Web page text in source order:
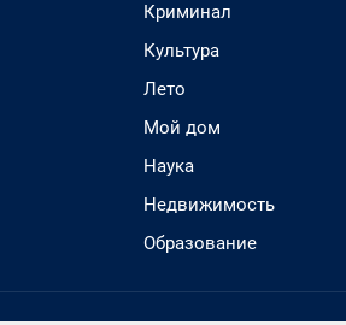
Криминал
Культура
Лето
Мой дом
Наука
Недвижимость
Образование